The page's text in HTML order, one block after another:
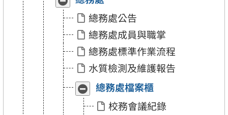
合
「總
處」
開
「總
處」
總務處公告
總務處成員與職掌
總務處標準作業流程
水質檢測及維護報告
收
合
「總
展
開
「總
總務處檔案櫃
校務會議紀錄